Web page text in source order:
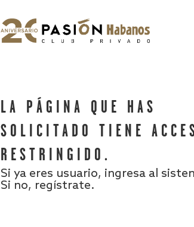
LA PÁGINA QUE HAS
SOLICITADO TIENE
RESTRINGIDO.
Si ya eres usuario, ingresa al
Si no, regístrate.